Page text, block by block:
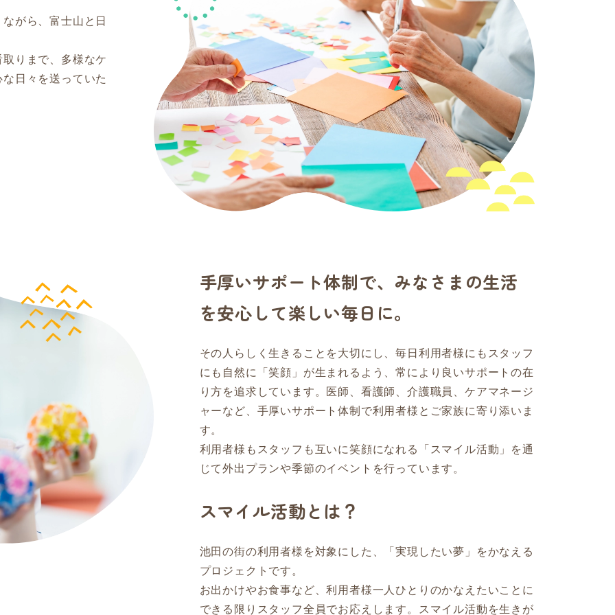
がら、富士山と日
りまで、多様なケ
日々を送っていた
手厚いサポート体制で、みなさまの生活
を安心して楽しい毎日に。
その人らしく生きることを大切にし、毎日利用者様にもスタッフ
にも自然に「笑顔」が生まれるよう、常により良いサポートの在
り方を追求しています。医師、看護師、介護職員、ケアマネージ
ャーなど、手厚いサポート体制で利用者様とご家族に寄り添いま
す。
利用者様もスタッフも互いに笑顔になれる「スマイル活動」を通
じて外出プランや季節のイベントを行っています。
スマイル活動とは？
池田の街の利用者様を対象にした、「実現したい夢」をかなえる
プロジェクトです。
お出かけやお食事など、利用者様一人ひとりのかなえたいことに
できる限りスタッフ全員でお応えします。スマイル活動を生きが